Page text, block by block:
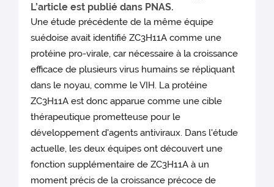
L’article est publié dans PNAS.
Une étude précédente de la même équipe
suédoise avait identifié ZC3H11A comme une
protéine pro-virale, car nécessaire à la croissance
efficace de plusieurs virus humains se répliquant
dans le noyau, comme le VIH. La protéine
ZC3H11A est donc apparue comme une cible
thérapeutique prometteuse pour le
développement d'agents antiviraux. Dans l'étude
actuelle, les deux équipes ont découvert une
fonction supplémentaire de ZC3H11A à un
moment précis de la croissance précoce de